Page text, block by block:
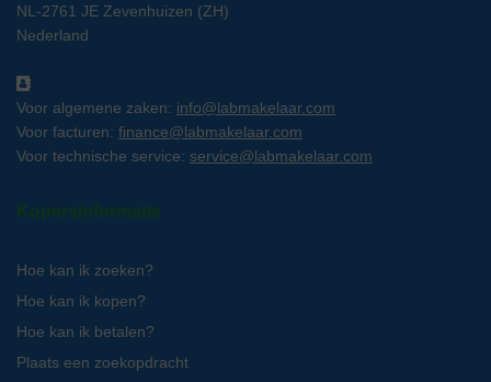
NL-2761 JE Zevenhuizen (ZH)
Nederland
Voor algemene zaken: info@labmakelaar.com
Voor facturen: finance@labmakelaar.com
Voor technische service: service@labmakelaar.com
Kopersinformatie
Hoe kan ik zoeken?
Hoe kan ik kopen?
Hoe kan ik betalen?
Plaats een zoekopdracht